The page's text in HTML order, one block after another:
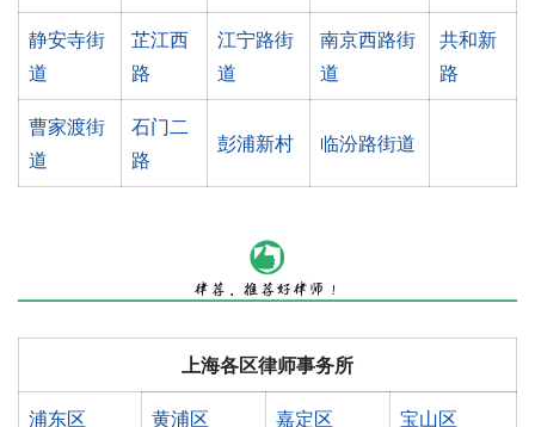
静安寺街
道
芷江西
路
江宁路街
道
南京西路街
道
共和新
路
曹家渡街
道
石门二
路
彭浦新村 临汾路街道
上海各区律师事务所
浦东区 黄浦区 嘉定区 宝山区